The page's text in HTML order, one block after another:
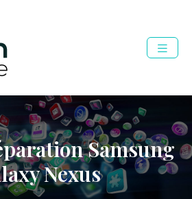
Samsung
Nexus